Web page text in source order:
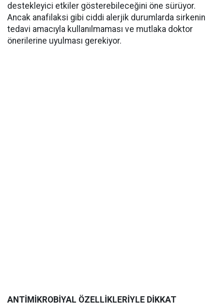
destekleyici etkiler gösterebileceğini öne sürüyor.
Ancak anafilaksi gibi ciddi alerjik durumlarda sirkenin
tedavi amacıyla kullanılmaması ve mutlaka doktor
önerilerine uyulması gerekiyor.
ANTİMİKROBİYAL ÖZELLİKLERİYLE DİKKAT